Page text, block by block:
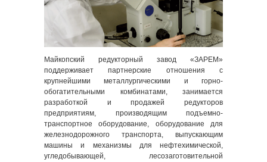
Майкопский редукторный завод «ЗАРЕМ»
поддерживает партнерские отношения с
крупнейшими металлургическими и горно-
обогатительными комбинатами, занимается
разработкой и продажей редукторов
предприятиям, производящим подъемно-
транспортное оборудование, оборудование для
железнодорожного транспорта, выпускающим
машины и механизмы для нефтехимической,
угледобывающей, лесозаготовительной